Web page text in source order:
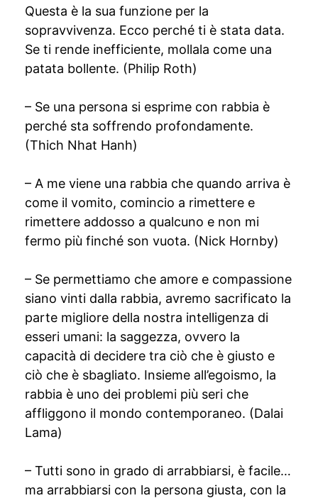
Questa è la sua funzione per la
sopravvivenza. Ecco perché ti è stata data.
Se ti rende inefficiente, mollala come una
patata bollente. (Philip Roth)
– Se una persona si esprime con rabbia è
perché sta soffrendo profondamente.
(Thich Nhat Hanh)
– A me viene una rabbia che quando arriva è
come il vomito, comincio a rimettere e
rimettere addosso a qualcuno e non mi
fermo più finché son vuota. (Nick Hornby)
– Se permettiamo che amore e compassione
siano vinti dalla rabbia, avremo sacrificato la
parte migliore della nostra intelligenza di
esseri umani: la saggezza, ovvero la
capacità di decidere tra ciò che è giusto e
ciò che è sbagliato. Insieme all’egoismo, la
rabbia è uno dei problemi più seri che
affliggono il mondo contemporaneo. (Dalai
Lama)
– Tutti sono in grado di arrabbiarsi, è facile…
ma arrabbiarsi con la persona giusta, con la